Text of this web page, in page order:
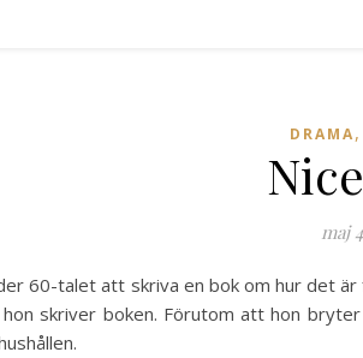
DRAMA,
maj
60-talet att skriva en bok om hur det
skriver boken. Förutom att hon